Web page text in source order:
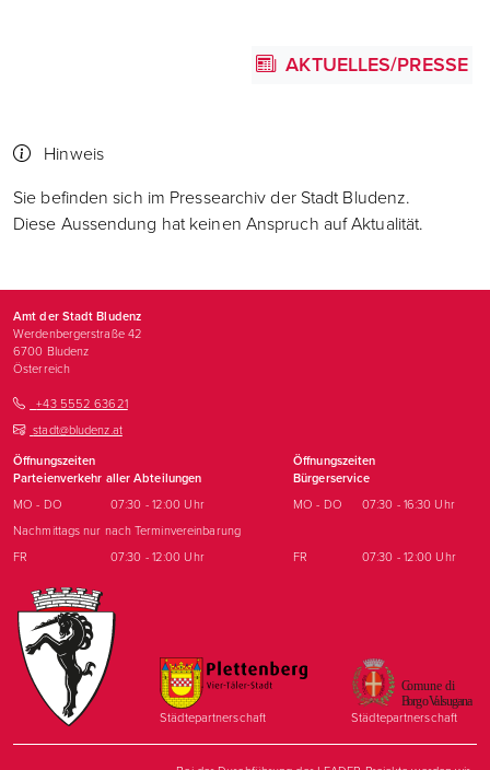
AKTUELLES/PRESSE
Hinweis
Sie befinden sich im Pressearchiv der Stadt Bludenz.
Diese Aussendung hat keinen Anspruch auf Aktualität.
Amt der Stadt Bludenz
Werdenbergerstraße 42
6700 Bludenz
Österreich
+43 5552 63621
stadt@bludenz.at
Öffnungszeiten
Parteienverkehr aller Abteilungen
Öffnungszeiten
Bürgerservice
MO - DO
07:30 - 12:00 Uhr MO - DO
07:30 - 16:30 Uhr
Nachmittags nur nach Terminvereinbarung
FR
07:30 - 12:00 Uhr FR 07:30 - 12:00 Uhr
Städtepartnerschaft Städtepartnerschaft